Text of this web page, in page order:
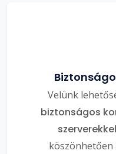
Velünk
biztonságos
köszönhetően